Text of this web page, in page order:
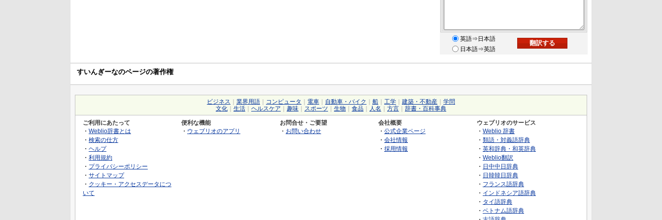
英語⇒日本語
日本語⇒英語
すいんぎーなのページの著作権
ビジネス 業界用語 コンピュータ 電車 自動車・バイク 船 工学 建築・不動産
学問
文化
生活 ヘルスケア 趣味 スポーツ 生物 食品 人名 方言 辞書・百科事典
ご利用にあたって
・ Weblio辞書とは
・ 検索の仕方
・ ヘルプ
・ 利用規約
・ プライバシーポリシー
・ サイトマップ
・ クッキー・アクセスデータにつ
いて
便利な機能
・ ウェブリオのアプリ
お問合せ・ご要望
・ お問い合わせ
会社概要
・ 公式企業ページ
・ 会社情報
・ 採用情報
ウェブリオのサービス
・ Weblio 辞書
・ 類語・対義語辞典
・ 英和辞典・和英辞典
・ Weblio翻訳
・ 日中中日辞典
・ 日韓韓日辞典
・ フランス語辞典
・ インドネシア語辞典
・ タイ語辞典
・ ベトナム語辞典